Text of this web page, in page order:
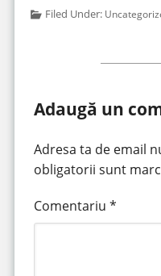
Filed Under:
Adaugă un
Adresa ta de email
obligatorii sunt
Comentariu *